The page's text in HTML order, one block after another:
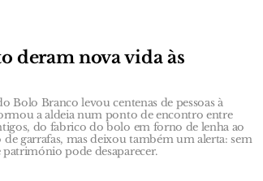
deram nova vida às
Bolo Branco levou centenas de pessoas à
a aldeia num ponto de encontro entre
do fabrico do bolo em forno de lenha ao
garrafas, mas deixou também um alerta: sem
pode desaparecer.